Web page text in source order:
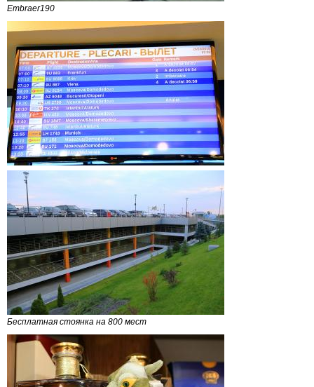
Embraer190
Бесплатная стоянка на 800 мест